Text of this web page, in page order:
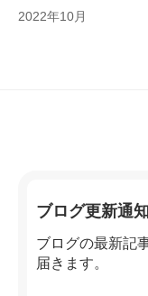
2022年10月
ブログ更新通
ブログの最新記
届きます。